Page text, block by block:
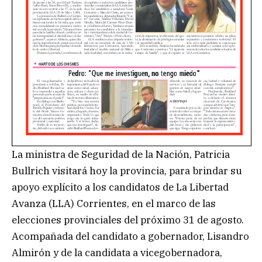
La ministra de Seguridad de la Nación, Patricia
Bullrich visitará hoy la provincia, para brindar su
apoyo explícito a los candidatos de La Libertad
Avanza (LLA) Corrientes, en el marco de las
elecciones provinciales del próximo 31 de agosto.
Acompañada del candidato a gobernador, Lisandro
Almirón y de la candidata a vicegobernadora,